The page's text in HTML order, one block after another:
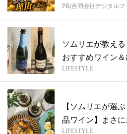
PR(合同会社デジタルフ
ソムリエが教え
おすすめワイン
とめ...
LIFESTYLE
【ソムリエが選
品ワイン】まさ
LIFESTYLE